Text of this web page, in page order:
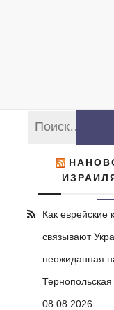
Как
связывают
неожиданная
08.08.2026